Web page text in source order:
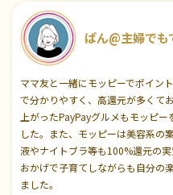
ぱん@主婦で
ママ友と一緒にモッピーでポイン
で分かりやすく、高還元が多くて
上がったPayPayグルメもモッピ
した。また、モッピーは美容系の
液やナイトブラ等も100%還元の
おかげで子育てしながらも自分の
ました。